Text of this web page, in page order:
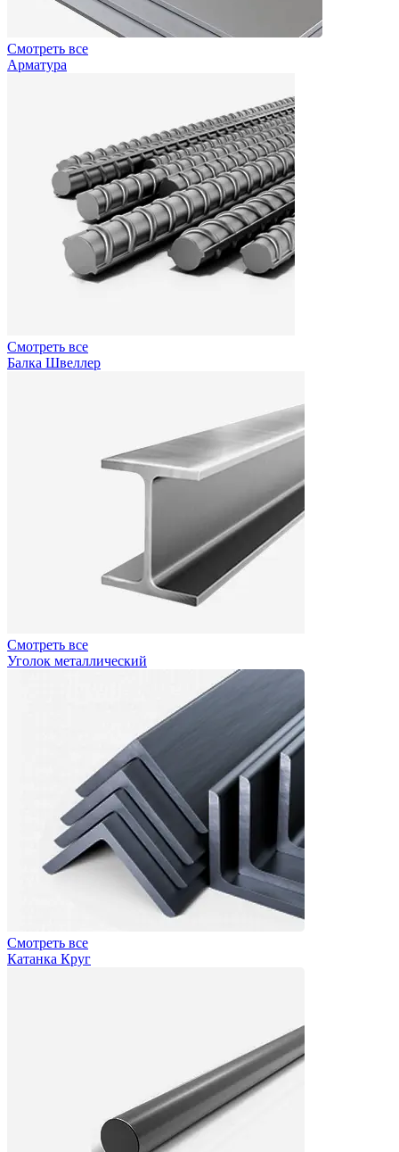
Смотреть все
Арматура
Смотреть все
Балка Швеллер
Смотреть все
Уголок металлический
Смотреть все
Катанка Круг